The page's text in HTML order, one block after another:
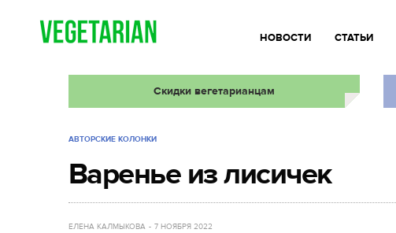
НОВОСТИ СТАТЬИ
Скидки вегетарианцам
АВТОРСКИЕ КОЛОНКИ
Варенье из лисичек
ЕЛЕНА КАЛМЫКОВА 7 НОЯБРЯ 2022